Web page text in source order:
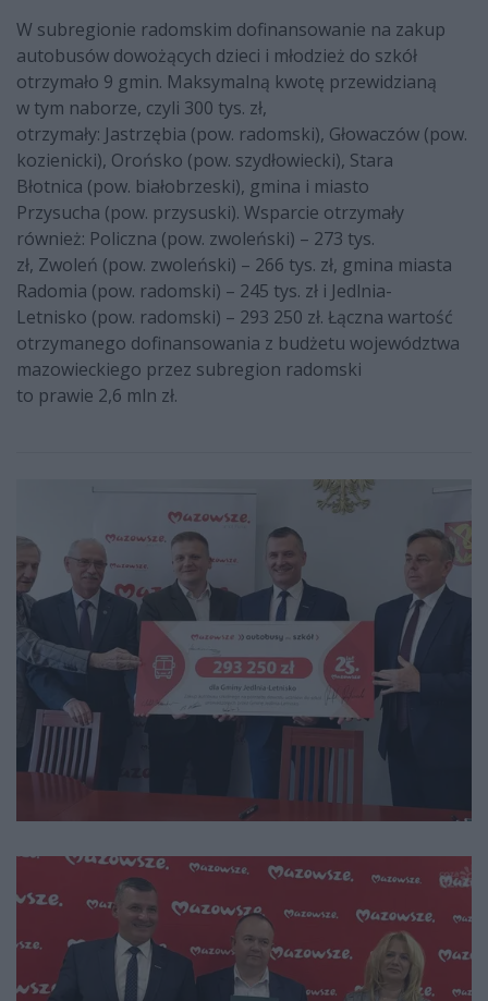
W subregionie radomskim dofinansowanie na zakup
autobusów dowożących dzieci i młodzież do szkół
otrzymało 9 gmin. Maksymalną kwotę przewidzianą
w tym naborze, czyli 300 tys. zł,
otrzymały: Jastrzębia (pow. radomski), Głowaczów (pow.
kozienicki), Orońsko (pow. szydłowiecki), Stara
Błotnica (pow. białobrzeski), gmina i miasto
Przysucha (pow. przysuski). Wsparcie otrzymały
również: Policzna (pow. zwoleński) – 273 tys.
zł, Zwoleń (pow. zwoleński) – 266 tys. zł, gmina miasta
Radomia (pow. radomski) – 245 tys. zł i Jedlnia-
Letnisko (pow. radomski) – 293 250 zł. Łączna wartość
otrzymanego dofinansowania z budżetu województwa
mazowieckiego przez subregion radomski
to prawie 2,6 mln zł.